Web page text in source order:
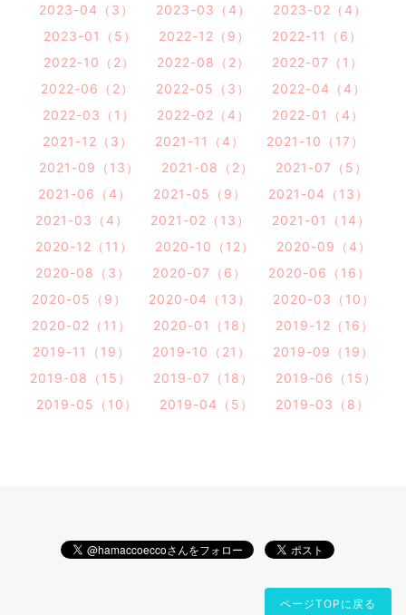
2023-04（3）
2023-03（4）
2023-02（4）
2023-01（5）
2022-12（9）
2022-11（6）
2022-10（2）
2022-08（2）
2022-07（1）
2022-06（2）
2022-05（3）
2022-04（4）
2022-03（1）
2022-02（4）
2022-01（4）
2021-12（3）
2021-11（4）
2021-10（17）
2021-09（13）
2021-08（2）
2021-07（5）
2021-06（4）
2021-05（9）
2021-04（13）
2021-03（4）
2021-02（13）
2021-01（14）
2020-12（11）
2020-10（12）
2020-09（4）
2020-08（3）
2020-07（6）
2020-06（16）
2020-05（9）
2020-04（13）
2020-03（10）
2020-02（11）
2020-01（18）
2019-12（16）
2019-11（19）
2019-10（21）
2019-09（19）
2019-08（15）
2019-07（18）
2019-06（15）
2019-05（10）
2019-04（5） 2019-03（8）
ページTOPに戻る